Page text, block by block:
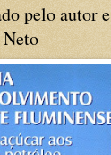
pelo autor e